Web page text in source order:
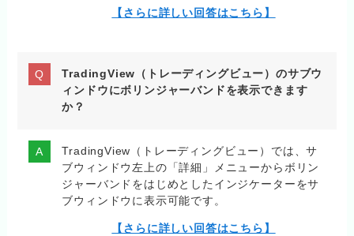
【さらに詳しい回答はこちら】
TradingView（トレーディングビュー）のサブウ
ィンドウにボリンジャーバンドを表示できます
か？
TradingView（トレーディングビュー）では、サ
ブウィンドウ左上の「詳細」メニューからボリン
ジャーバンドをはじめとしたインジケーターをサ
ブウィンドウに表示可能です。
【さらに詳しい回答はこちら】